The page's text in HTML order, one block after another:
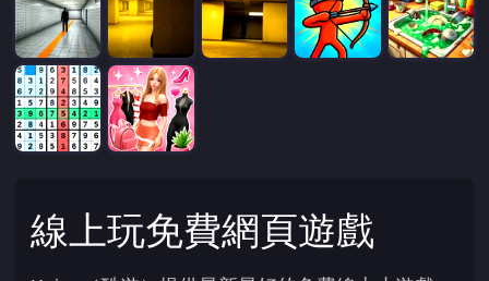
線上玩免費網頁遊戲